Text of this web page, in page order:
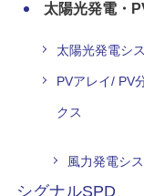
太陽光発電・
太陽光発電シ
PVアレイ/ PV
クス
風力発電シ
シグナルSPD